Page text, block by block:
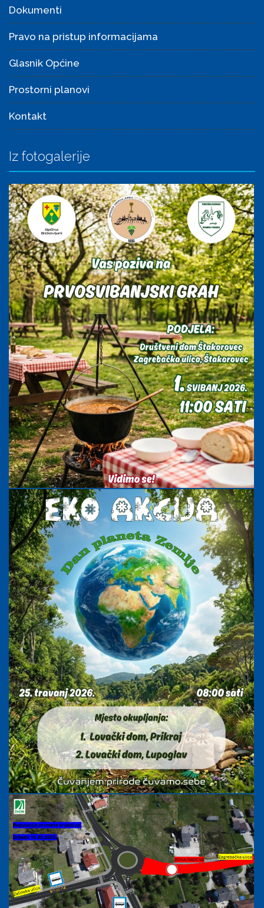
Dokumenti
Pravo na pristup informacijama
Glasnik Općine
Prostorni planovi
Kontakt
Iz fotogalerije